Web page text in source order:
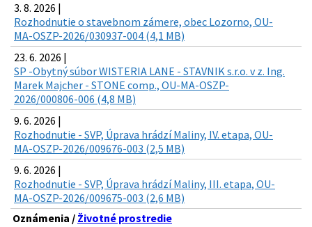
3. 8. 2026 |
Rozhodnutie o stavebnom zámere, obec Lozorno, OU-
MA-OSZP-2026/030937-004 (4,1 MB)
23. 6. 2026 |
SP -Obytný súbor WISTERIA LANE - STAVNIK s.r.o. v z. Ing.
Marek Majcher - STONE comp., OU-MA-OSZP-
2026/000806-006 (4,8 MB)
9. 6. 2026 |
Rozhodnutie - SVP, Úprava hrádzí Maliny, IV. etapa, OU-
MA-OSZP-2026/009676-003 (2,5 MB)
9. 6. 2026 |
Rozhodnutie - SVP, Úprava hrádzí Maliny, III. etapa, OU-
MA-OSZP-2026/009675-003 (2,6 MB)
Oznámenia / Životné prostredie